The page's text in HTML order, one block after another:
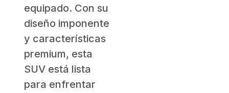
equipado. Con su
diseño imponente
y características
premium, esta
SUV está lista
para enfrentar